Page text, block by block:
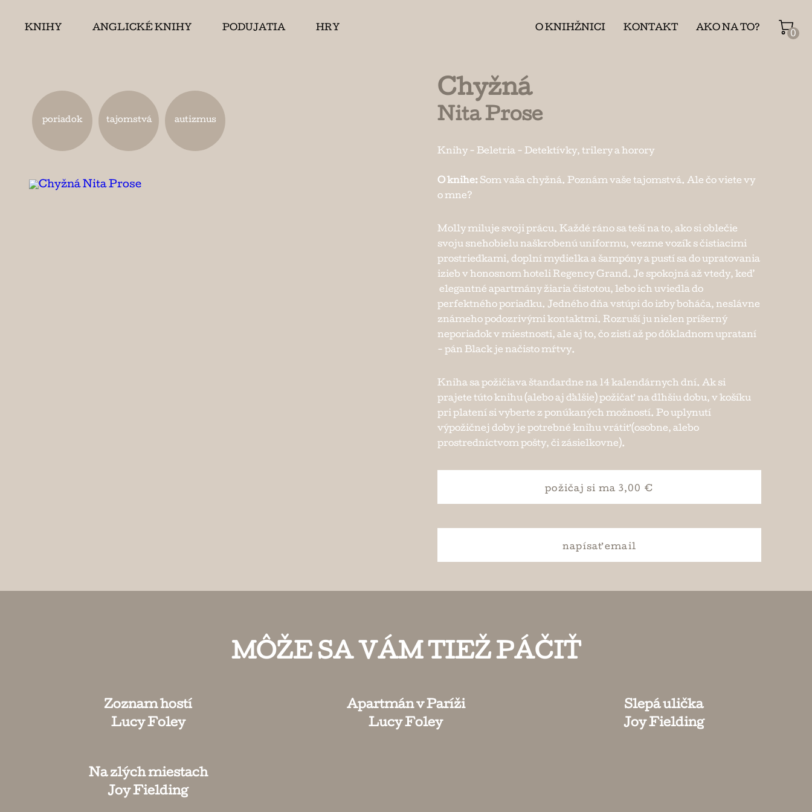
KNIHY ANGLICKÉ KNIHY PODUJATIA HRY O KNIHŽNICI KONTAKT AKO NA TO?
0
poriadok tajomstvá autizmus
Chyžná
Nita Prose
Knihy - Beletria - Detektívky, trilery a horory
O knihe: Som vaša chyžná. Poznám vaše tajomstvá. Ale čo viete vy
o mne?
Molly miluje svoji prácu. Každé ráno sa teší na to, ako si oblečie
svoju snehobielu naškrobenú uniformu, vezme vozík s čistiacimi
prostriedkami, doplní mydielka a šampóny a pustí sa do upratovania
izieb v honosnom hoteli Regency Grand. Je spokojná až vtedy, keď
elegantné apartmány žiaria čistotou, lebo ich uviedla do
perfektného poriadku. Jedného dňa vstúpi do izby boháča, neslávne
známeho podozrivými kontaktmi. Rozruší ju nielen príšerný
neporiadok v miestnosti, ale aj to, čo zistí až po dôkladnom uprataní
- pán Black je načisto mŕtvy.
Kniha sa požičiava štandardne na 14 kalendárnych dní. Ak si
prajete túto knihu (alebo aj ďalšie) požičať na dlhšiu dobu, v košíku
pri platení si vyberte z ponúkaných možností. Po uplynutí
výpožičnej doby je potrebné knihu vrátiť (osobne, alebo
prostredníctvom pošty, či zásielkovne).
požičaj si ma 3,00 €
napísaťemail
MÔŽE SA VÁM TIEŽ PÁČIŤ
Zoznam hostí
Lucy Foley
Apartmán v Paríži
Lucy Foley
Slepá ulička
Joy Fielding
Na zlých miestach
Joy Fielding